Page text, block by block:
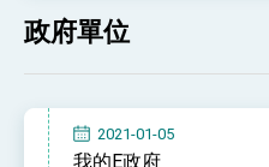
訪問
總統與五院院長
國家邁出合作第一
政府單位
2021-01-05
我的E政府